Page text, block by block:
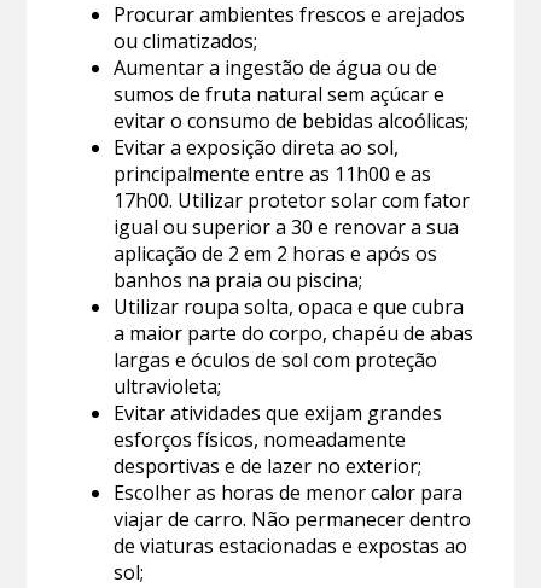
Procurar ambientes frescos e arejados
ou climatizados;
Aumentar a ingestão de água ou de
sumos de fruta natural sem açúcar e
evitar o consumo de bebidas alcoólicas;
Evitar a exposição direta ao sol,
principalmente entre as 11h00 e as
17h00. Utilizar protetor solar com fator
igual ou superior a 30 e renovar a sua
aplicação de 2 em 2 horas e após os
banhos na praia ou piscina;
Utilizar roupa solta, opaca e que cubra
a maior parte do corpo, chapéu de abas
largas e óculos de sol com proteção
ultravioleta;
Evitar atividades que exijam grandes
esforços físicos, nomeadamente
desportivas e de lazer no exterior;
Escolher as horas de menor calor para
viajar de carro. Não permanecer dentro
de viaturas estacionadas e expostas ao
sol;